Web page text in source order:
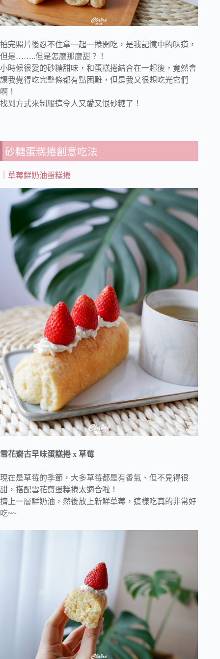
拍完照片後忍不住拿一起一捲開吃，是我記憶中的味道，
但是……..但是怎麼那麼甜？！
小時候很愛的砂糖甜味，和蛋糕捲結合在一起後，竟然會
讓我覺得吃完整條都有點困難，但是我又很想吃光它們
啊！
找到方式來制服這令人又愛又恨砂糖了！
砂糖蛋糕捲創意吃法
｜草莓鮮奶油蛋糕捲
雪花齋古早味蛋糕捲 x 草莓
現在是草莓的季節，大多草莓都是有香氣、但不見得很
甜，搭配雪花齋蛋糕捲太適合啦！
擠上一層鮮奶油，然後放上新鮮草莓，這樣吃真的非常好
吃~~